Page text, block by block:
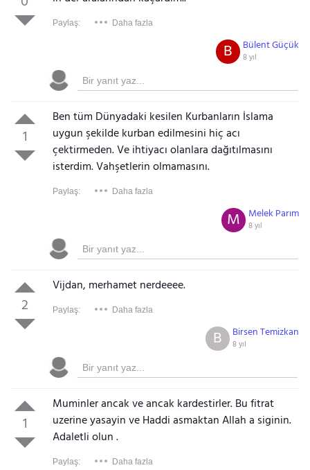
Paylaş: Daha fazla
Bülent Güçük
8 yıl
B
1
Ben tüm Dünyadaki kesilen Kurbanların İslama
uygun şekilde kurban edilmesini hiç acı
çektirmeden. Ve ihtiyacı olanlara dağıtılmasını
isterdim. Vahşetlerin olmamasını.
Paylaş: Daha fazla
Melek Parım
8 yıl
M
2
Vijdan, merhamet nerdeeee.
Paylaş: Daha fazla
Birsen Temizkan
8 yıl
B
1
Muminler ancak ve ancak kardestirler. Bu fitrat
uzerine yasayin ve Haddi asmaktan Allah a siginin.
Adaletli olun .
Paylaş: Daha fazla